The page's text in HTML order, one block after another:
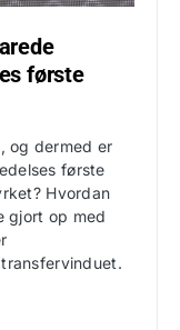
første
og dermed er
første
Hvordan
gjort op med